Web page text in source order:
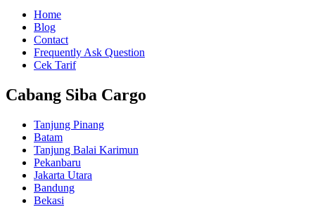
Home
Blog
Contact
Frequently Ask Question
Cek Tarif
Cabang Siba Cargo
Tanjung Pinang
Batam
Tanjung Balai Karimun
Pekanbaru
Jakarta Utara
Bandung
Bekasi